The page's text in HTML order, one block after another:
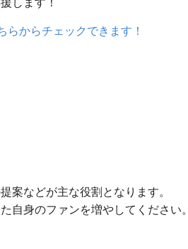
します！
らからチェックできます！
案などが主な役割となります。
自身のファンを増やしてください。